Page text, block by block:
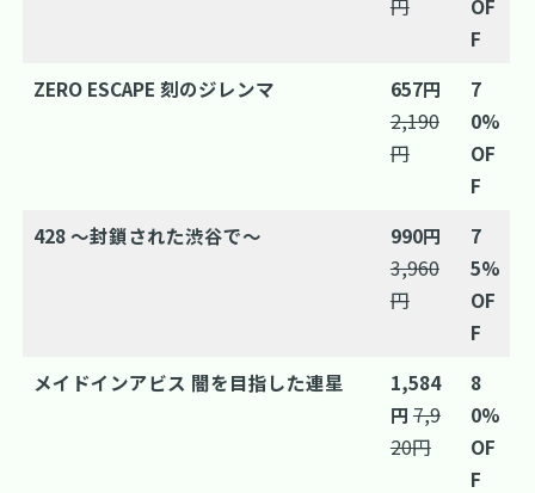
円
OF
F
ZERO ESCAPE 刻のジレンマ
657円
2,190
円
7
0%
OF
F
428 ～封鎖された渋谷で～
990円
3,960
円
7
5%
OF
F
メイドインアビス 闇を目指した連星
1,584
円 7,9
20円
8
0%
OF
F